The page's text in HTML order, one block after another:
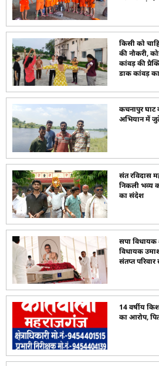
किसी को
की नौकरी,
कांवड़ की
डाक कांवड़
कचनापुर
अभियान में
संत रविदास
निकली भव्य
का संदेश
सपा विधायक
विधायक
संतप्त
14 वर्षीय
का आरोप,